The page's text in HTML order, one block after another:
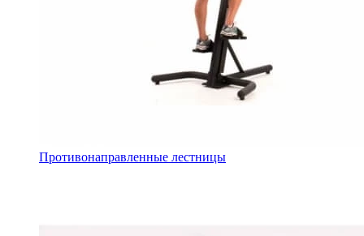
Противонаправленные лестницы